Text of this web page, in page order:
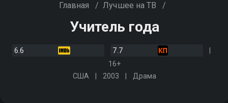
Главная / Лучшее на ТВ /
Учитель года
6.6
7.7
16+
США
2003 Драма